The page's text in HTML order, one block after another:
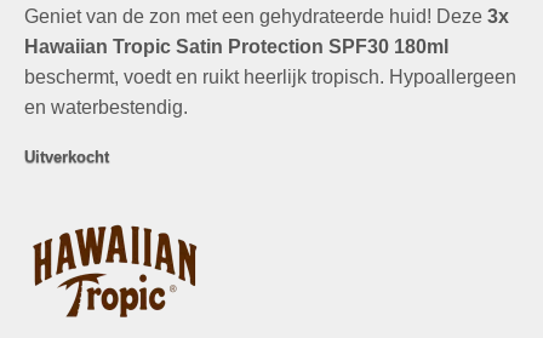
was:
€43,95.
is:
€22,50.
Geniet van de zon met een gehydrateerde huid! Deze 3x
Hawaiian Tropic Satin Protection SPF30 180ml
beschermt, voedt en ruikt heerlijk tropisch. Hypoallergeen
en waterbestendig.
Uitverkocht